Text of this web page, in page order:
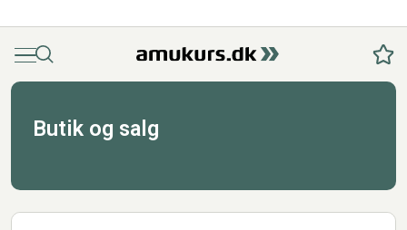
MenuSøg
Butik og salg